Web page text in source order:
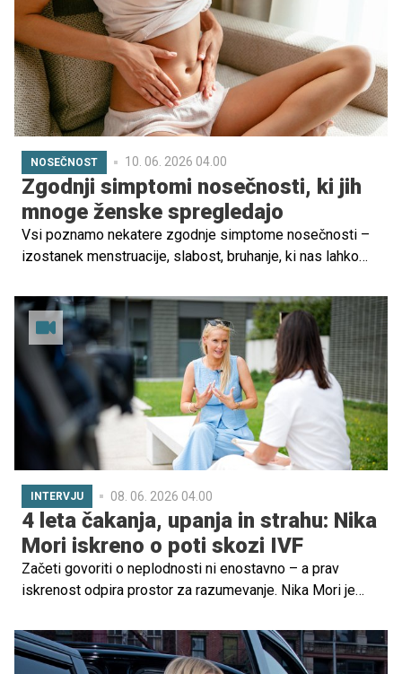
NOSEČNOST 10. 06. 2026 04.00
Zgodnji simptomi nosečnosti, ki jih
mnoge ženske spregledajo
Vsi poznamo nekatere zgodnje simptome nosečnosti –
izostanek menstruacije, slabost, bruhanje, ki nas lahko
nosečnosti, vendar obstaja še več zgodnjih simptomov
nosečnosti.
INTERVJU 08. 06. 2026 04.00
4 leta čakanja, upanja in strahu: Nika
Mori iskreno o poti skozi IVF
Začeti govoriti o neplodnosti ni enostavno – a prav
iskrenost odpira prostor za razumevanje. Nika Mori je
skozi IVF postopke danes odkrito govori o tem, kaj vse
prinese takšna preizkušnja – za telo, misli in predvsem